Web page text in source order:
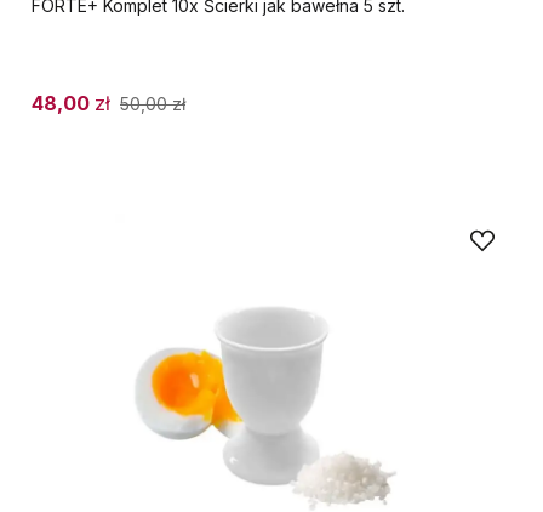
FORTE+ Komplet 10x Ścierki jak bawełna 5 szt.
48,00 zł 50,00zł